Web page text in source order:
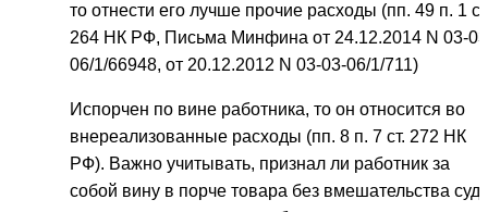
то отнести его лучше прочие расходы (пп. 49 п. 1
264 НК РФ, Письма Минфина от 24.12.2014 N 03-
06/1/66948, от 20.12.2012 N 03-03-06/1/711)
Испорчен по вине работника, то он относится во
внереализованные расходы (пп. 8 п. 7 ст. 272 НК
РФ). Важно учитывать, признал ли работник за
собой вину в порче товара без вмешательства